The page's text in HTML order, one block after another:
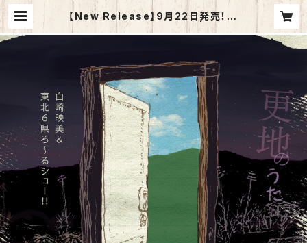
【New Release】9月22日発売！！！
3曲入りCD「更地のうた」 | 白崎映
美公式SHOP